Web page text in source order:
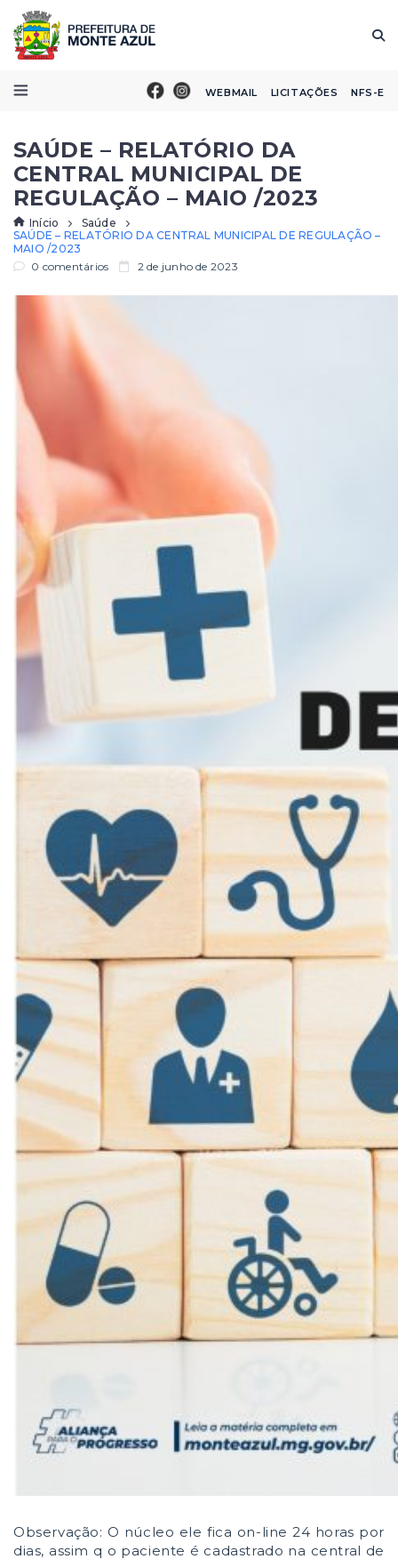
WEBMAIL LICITAÇÕES NFS-E
SAÚDE – RELATÓRIO DA
CENTRAL MUNICIPAL DE
REGULAÇÃO – MAIO /2023
Início
Saúde
SAÚDE – RELATÓRIO DA CENTRAL MUNICIPAL DE REGULAÇÃO –
MAIO /2023
0 comentários
2 de junho de 2023
Observação: O núcleo ele fica on-line 24 horas por
dias, assim q o paciente é cadastrado na central de